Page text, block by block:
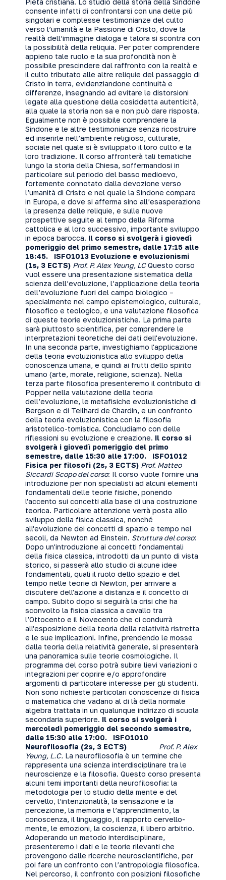
Pietà cristiana. Lo studio della storia della Sindone
consente infatti di confrontarsi con una delle più
singolari e complesse testimonianze del culto
verso l’umanità e la Passione di Cristo, dove la
realtà dell’immagine dialoga e talora si scontra con
la possibilità della reliquia. Per poter comprendere
appieno tale ruolo e la sua profondità non è
possibile prescindere dal raffronto con la realtà e
il culto tributato alle altre reliquie del passaggio di
Cristo in terra, evidenziandone continuità e
differenze, insegnando ad evitare le distorsioni
legate alla questione della cosiddetta autenticità,
alla quale la storia non sa e non può dare risposta.
Egualmente non è possibile comprendere la
Sindone e le altre testimonianze senza ricostruire
ed inserirle nell’ambiente religioso, culturale,
sociale nel quale si è sviluppato il loro culto e la
loro tradizione. Il corso affronterà tali tematiche
lungo la storia della Chiesa, soffermandosi in
particolare sul periodo del basso medioevo,
fortemente connotato dalla devozione verso
l’umanità di Cristo e nel quale la Sindone compare
in Europa, e dove si afferma sino all’esasperazione
la presenza delle reliquie, e sulle nuove
prospettive seguite al tempo della Riforma
cattolica e al loro successivo, importante sviluppo
in epoca barocca. Il corso si svolgerà i giovedì
pomeriggio del primo semestre, dalle 17:15 alle
18:45.
ISFO1013 Evoluzione e evoluzionismi
(1s, 3 ECTS) Prof. P. Alex Yeung, LCQuesto corso
vuol essere una presentazione sistematica della
scienza dell’evoluzione, l’applicazione della teoria
dell’evoluzione fuori del campo biologico –
specialmente nel campo epistemologico, culturale,
filosofico e teologico, e una valutazione filosofica
di queste teorie evoluzionistiche. La prima parte
sarà piuttosto scientifica, per comprendere le
interpretazioni teoretiche dei dati dell'evoluzione.
In una seconda parte, investighiamo l'applicazione
della teoria evoluzionistica allo sviluppo della
conoscenza umana, e quindi ai frutti dello spirito
umano (arte, morale, religione, scienza). Nella
terza parte filosofica presenteremo il contributo di
Popper nella valutazione della teoria
dell’evoluzione, le metafisiche evoluzionistiche di
Bergson e di Teilhard de Chardin, e un confronto
della teoria evoluzionistica con la filosofia
aristotelico-tomistica. Concludiamo con delle
riflessioni su evoluzione e creazione. Il corso si
svolgerà i giovedì pomeriggio del primo
semestre, dalle 15:30 alle 17:00.
ISFO1012
Fisica per filosofi (2s, 3 ECTS) Prof. Matteo
Siccardi Scopo del corso: Il corso vuole fornire una
introduzione per non specialisti ad alcuni elementi
fondamentali delle teorie fisiche, ponendo
l'accento sui concetti alla base di una costruzione
teorica. Particolare attenzione verrà posta allo
sviluppo della fisica classica, nonché
all'evoluzione dei concetti di spazio e tempo nei
secoli, da Newton ad Einstein. Struttura del corso:
Dopo un'introduzione ai concetti fondamentali
della fisica classica, introdotti da un punto di vista
storico, si passerà allo studio di alcune idee
fondamentali, quali il ruolo dello spazio e del
tempo nelle teorie di Newton, per arrivare a
discutere dell'azione a distanza e il concetto di
campo. Subito dopo si seguirà la crisi che ha
sconvolto la fisica classica a cavallo tra
l’Ottocento e il Novecento che ci condurrà
all'esposizione della teoria della relatività ristretta
e le sue implicazioni. Infine, prendendo le mosse
dalla teoria della relatività generale, si presenterà
una panoramica sulle teorie cosmologiche. Il
programma del corso potrà subire lievi variazioni o
integrazioni per coprire e/o approfondire
argomenti di particolare interesse per gli studenti.
Non sono richieste particolari conoscenze di fisica
o matematica che vadano al di là della normale
algebra trattata in un qualunque indirizzo di scuola
secondaria superiore. Il corso si svolgerà i
mercoledì pomeriggio del secondo semestre,
dalle 15:30 alle 17:00.
ISFO1010
Neurofilosofia (2s, 3 ECTS)
Prof. P. Alex
Yeung, L.C. La neurofilosofia è un termine che
rappresenta una scienza interdisciplinare tra le
neuroscienze e la filosofia. Questo corso presenta
alcuni temi importanti della neurofilosofia: la
metodologia per lo studio della mente e del
cervello, l’intenzionalità, la sensazione e la
percezione, la memoria e l’apprendimento, la
conoscenza, il linguaggio, il rapporto cervello-
mente, le emozioni, la coscienza, il libero arbitrio.
Adoperando un metodo interdisciplinare,
presenteremo i dati e le teorie rilevanti che
provengono dalle ricerche neuroscientifiche, per
poi fare un confronto con l’antropologia filosofica.
Nel percorso, il confronto con posizioni filosofiche